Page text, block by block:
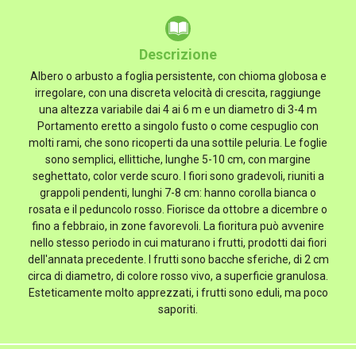
Descrizione
Albero o arbusto a foglia persistente, con chioma globosa e
irregolare, con una discreta velocità di crescita, raggiunge
una altezza variabile dai 4 ai 6 m e un diametro di 3-4 m
Portamento eretto a singolo fusto o come cespuglio con
molti rami, che sono ricoperti da una sottile peluria. Le foglie
sono semplici, ellittiche, lunghe 5-10 cm, con margine
seghettato, color verde scuro. I fiori sono gradevoli, riuniti a
grappoli pendenti, lunghi 7-8 cm: hanno corolla bianca o
rosata e il peduncolo rosso. Fiorisce da ottobre a dicembre o
fino a febbraio, in zone favorevoli. La fioritura può avvenire
nello stesso periodo in cui maturano i frutti, prodotti dai fiori
dell'annata precedente. I frutti sono bacche sferiche, di 2 cm
circa di diametro, di colore rosso vivo, a superficie granulosa.
Esteticamente molto apprezzati, i frutti sono eduli, ma poco
saporiti.